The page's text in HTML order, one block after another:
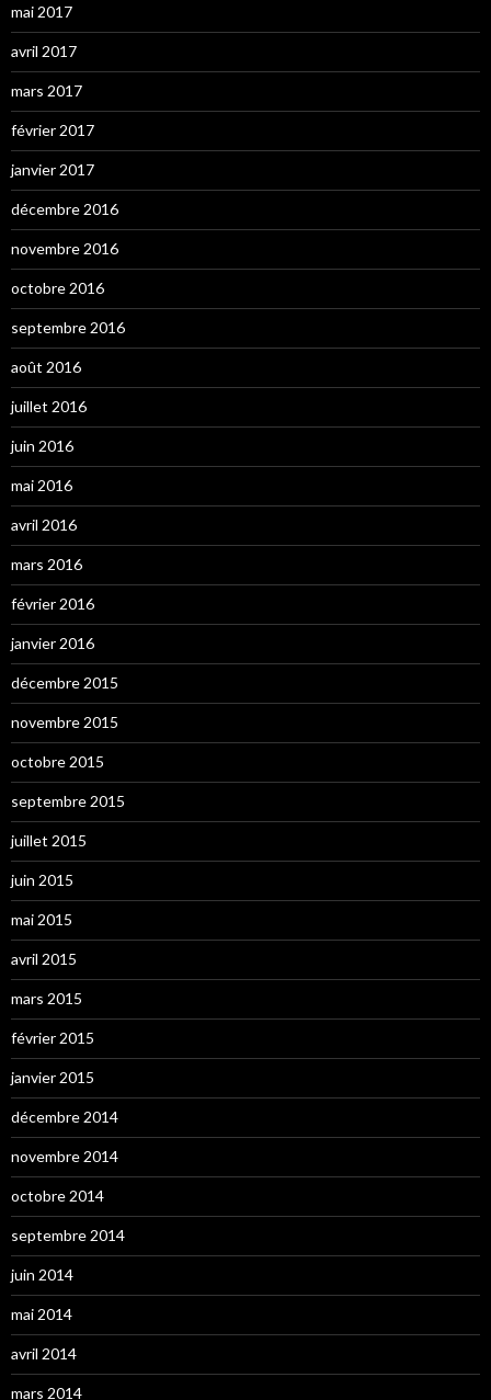
mai 2017
avril 2017
mars 2017
février 2017
janvier 2017
décembre 2016
novembre 2016
octobre 2016
septembre 2016
août 2016
juillet 2016
juin 2016
mai 2016
avril 2016
mars 2016
février 2016
janvier 2016
décembre 2015
novembre 2015
octobre 2015
septembre 2015
juillet 2015
juin 2015
mai 2015
avril 2015
mars 2015
février 2015
janvier 2015
décembre 2014
novembre 2014
octobre 2014
septembre 2014
juin 2014
mai 2014
avril 2014
mars 2014